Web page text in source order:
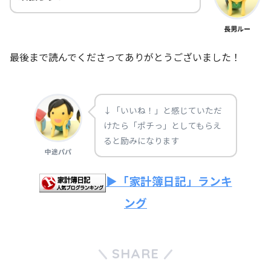
長男ルー
最後まで読んでくださってありがとうございました！
中途パパ
↓「いいね！」と感じていただ
けたら「ポチっ」としてもらえ
ると励みになります
▶「家計簿日記」ランキ
ング
SHARE